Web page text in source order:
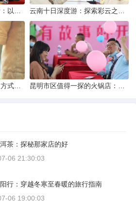
茶：探秘那家店的好
06 21:30:03
行：穿越冬寒至春暖的旅行指南
06 19:00:03